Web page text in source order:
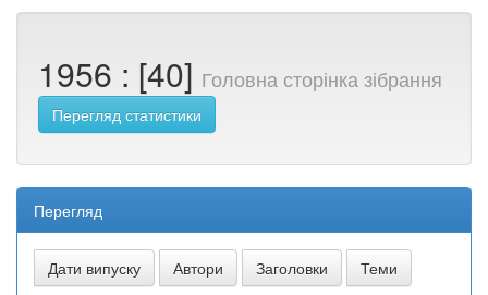
1956 : [40] Головна сторінка зібрання
Перегляд статистики
Перегляд